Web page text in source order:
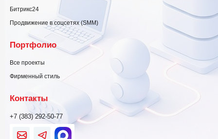
Битрикс24
Продвижение в соцсетях (SMM)
Портфолио
Все проекты
Фирменный стиль
Контакты
+7 (383) 292-50-77